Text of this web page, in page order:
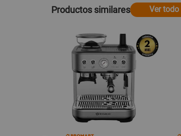
Productos similares Ver todo